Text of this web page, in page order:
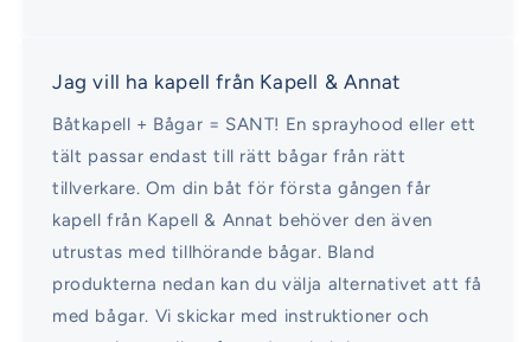
Jag vill ha kapell från Kapell & Annat
Båtkapell + Bågar = SANT! En sprayhood eller ett
tält passar endast till rätt bågar från rätt
tillverkare. Om din båt för första gången får
kapell från Kapell & Annat behöver den även
utrustas med tillhörande bågar. Bland
produkterna nedan kan du välja alternativet att få
med bågar. Vi skickar med instruktioner och